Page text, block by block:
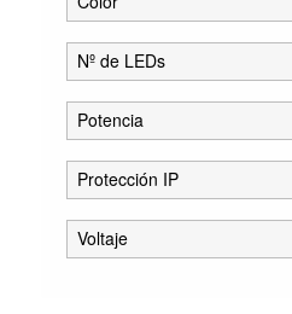
Nº de LEDs
Potencia
Protección IP
Voltaje